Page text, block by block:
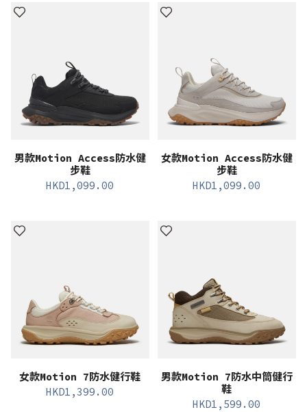
男款Motion Access防水健
步鞋
HKD1,099.00
女款Motion Access防水健
步鞋
HKD1,099.00
女款Motion 7防水健行鞋
HKD1,399.00
男款Motion 7防水中筒健行
鞋
HKD1,599.00